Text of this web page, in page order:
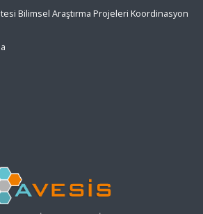
Bilimsel Araştırma Projeleri Koordinasyon